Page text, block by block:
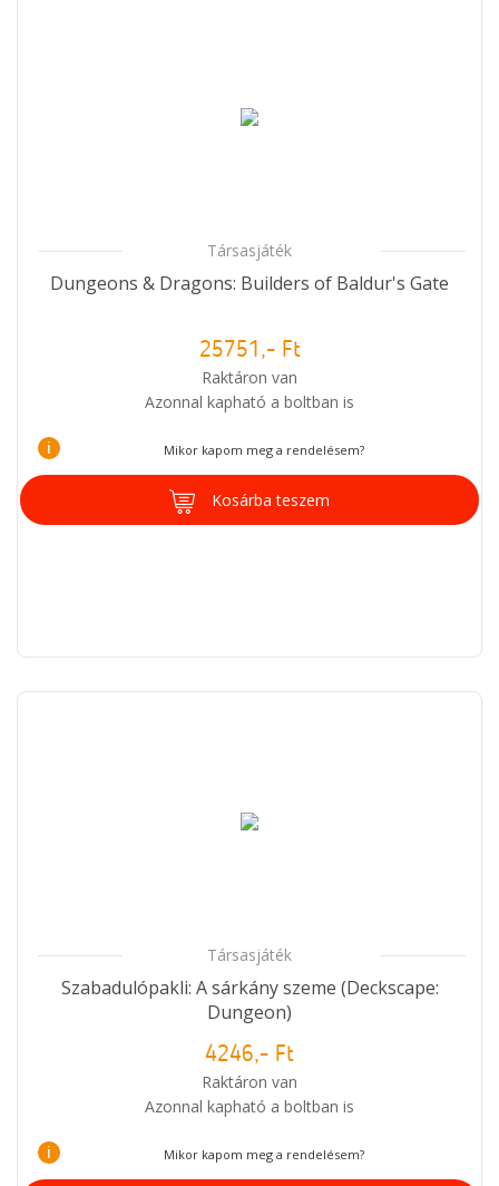
Társasjáték
Dungeons & Dragons: Builders of Baldur's Gate
25751,- Ft
Raktáron van
Azonnal kapható a boltban is
i Mikor kapom meg a rendelésem?
Kosárba teszem
Társasjáték
Szabadulópakli: A sárkány szeme (Deckscape:
Dungeon)
4246,- Ft
Raktáron van
Azonnal kapható a boltban is
i Mikor kapom meg a rendelésem?